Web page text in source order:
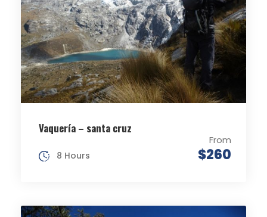
Vaquería – santa cruz
From
$260
8 Hours